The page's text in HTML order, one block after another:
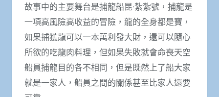
故事中的主要舞台是捕龍船昆·紮紮號，捕龍是
一項高風險高收益的冒險，龍的全身都是寶，
如果捕獲龍可以一本萬利發大財，還可以隨心
所欲的吃龍肉料理，但如果失敗就會命喪天空
船員捕龍目的各不相同，但是既然上了船大家
就是一家人，船員之間的關係甚至比家人還要